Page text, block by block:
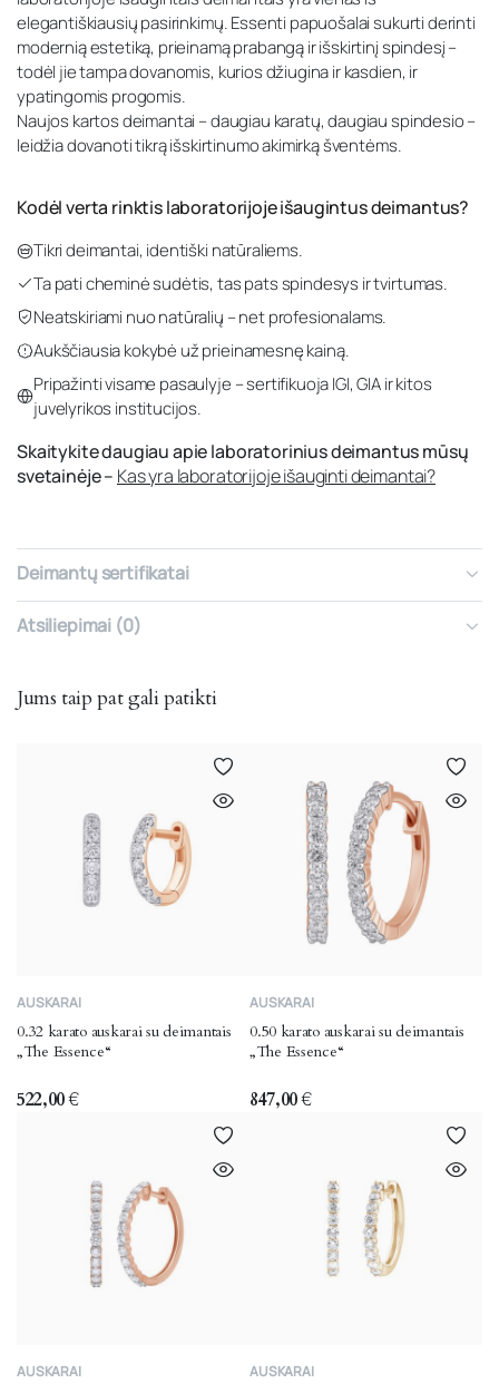
elegantiškiausių pasirinkimų. Essenti papuošalai sukurti derinti
modernią estetiką, prieinamą prabangą ir išskirtinį spindesį –
todėl jie tampa dovanomis, kurios džiugina ir kasdien, ir
ypatingomis progomis.
Naujos kartos deimantai – daugiau karatų, daugiau spindesio –
leidžia dovanoti tikrą išskirtinumo akimirką šventėms.
Kodėl verta rinktis laboratorijoje išaugintus deimantus?
Tikri deimantai, identiški natūraliems.
Ta pati cheminė sudėtis, tas pats spindesys ir tvirtumas.
Neatskiriami nuo natūralių – net profesionalams.
Aukščiausia kokybė už prieinamesnę kainą.
Pripažinti visame pasaulyje – sertifikuoja IGI, GIA ir kitos
juvelyrikos institucijos.
Skaitykite daugiau apie laboratorinius deimantus mūsų
svetainėje – Kas yra laboratorijoje išauginti deimantai?
Deimantų sertifikatai
Atsiliepimai (0)
Jums taip pat gali patikti
AUSKARAI
0.32 karato auskarai su deimantais
„The Essence“
522,00€
AUSKARAI
0.50 karato auskarai su deimantais
„The Essence“
847,00€
AUSKARAI AUSKARAI